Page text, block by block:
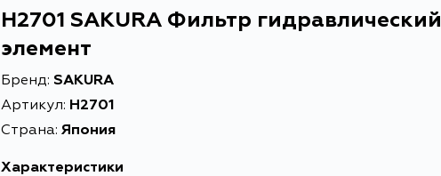
H2701 SAKURA Фильтр гидравлический
элемент
Бренд: SAKURA
Артикул: H2701
Страна: Япония
Характеристики